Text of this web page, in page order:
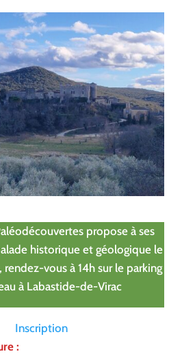
propose à ses
historique et géologique le
rendez-vous à 14h sur le parking
à Labastide-de-Virac
Inscription
: